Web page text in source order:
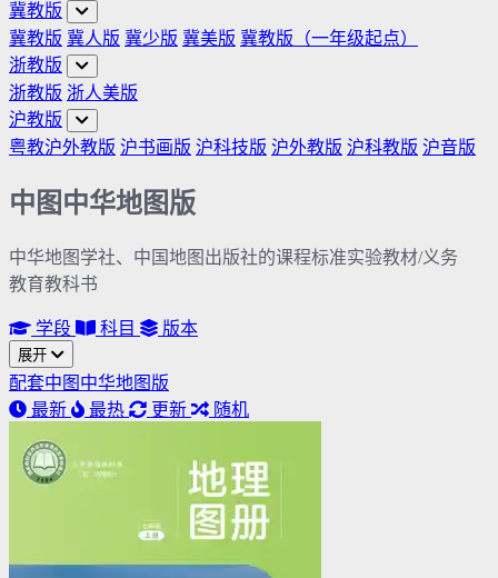
冀教版
冀教版 冀人版 冀少版 冀美版 冀教版（一年级起点）
浙教版
浙教版 浙人美版
沪教版
粤教沪外教版 沪书画版 沪科技版 沪外教版 沪科教版 沪音版
中图中华地图版
中华地图学社、中国地图出版社的课程标准实验教材/义务
教育教科书
学段 科目 版本
展开
配套中图中华地图版
最新
最热 更新 随机